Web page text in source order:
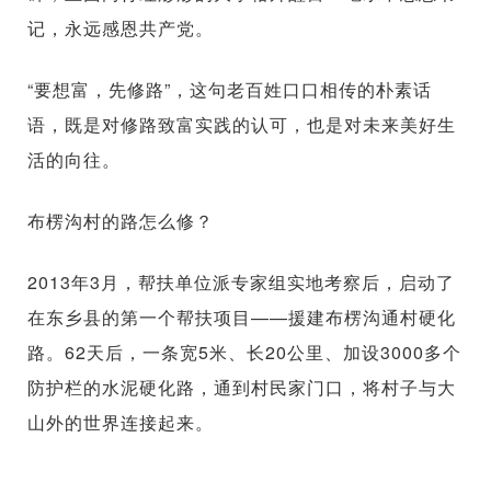
记，永远感恩共产党。
“要想富，先修路”，这句老百姓口口相传的朴素话
语，既是对修路致富实践的认可，也是对未来美好生
活的向往。
布楞沟村的路怎么修？
2013年3月，帮扶单位派专家组实地考察后，启动了
在东乡县的第一个帮扶项目——援建布楞沟通村硬化
路。62天后，一条宽5米、长20公里、加设3000多个
防护栏的水泥硬化路，通到村民家门口，将村子与大
山外的世界连接起来。